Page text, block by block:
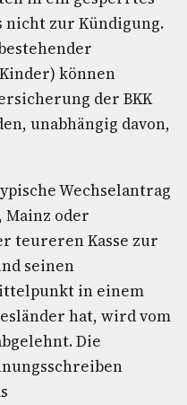
nicht zur Kündigung.
können
der BKK
unabhängig davon,
Wechselantrag
oder
teureren Kasse zur
seinen
in einem
hat, wird vom
Die